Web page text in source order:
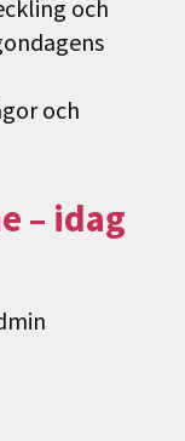
och
och
– idag